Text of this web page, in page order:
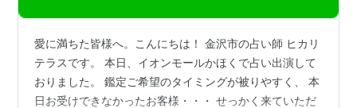
愛に満ちた皆様へ。こんにちは！ 金沢市の占い師 ヒカリ
テラスです。 本日、イオンモールかほくで占い出演して
おりました。 鑑定ご希望のタイミングが被りやすく、 本
日お受けできなかったお客様・・・ せっかく来ていただ